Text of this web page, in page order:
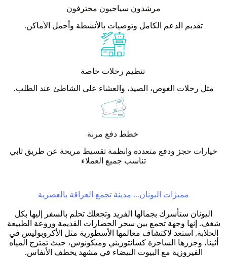
مرشدون سياحيون محترفون
تقديم الدعم الكامل وتوصيات بالأنشطة وأجمل الأماكن.
تنظيم رحلات خاصة
مثل رحلات الغوص، الصيد، والعشاء على الشاطئ عند الطلب.
خطط دفع مرنة
خيارات حجز ودفع متعددة وانظمة تقسيط مريحة عن طريق تابي
تناسب جميع العملاء
مميزات اليونان... مدينة تجمع العراقة بالعصرية
اليونان ستأسرك بجمالها الفريد وتجعلك تحلم بالسفر إليها بكل
شغف. إنها وجهة تجمع بين سحر الحضارات القديمة وروعة الطبيعة
الخلابة. استعد لاكتشاف معالمها الأسطورية مثل الأكروبوليس في
أثينا، وجزرها الساحرة كسانتوريني وميكونوس، حيث تمتزج المياه
الفيروزية مع البيوت البيضاء في مشهد يخطف الأنفاس.